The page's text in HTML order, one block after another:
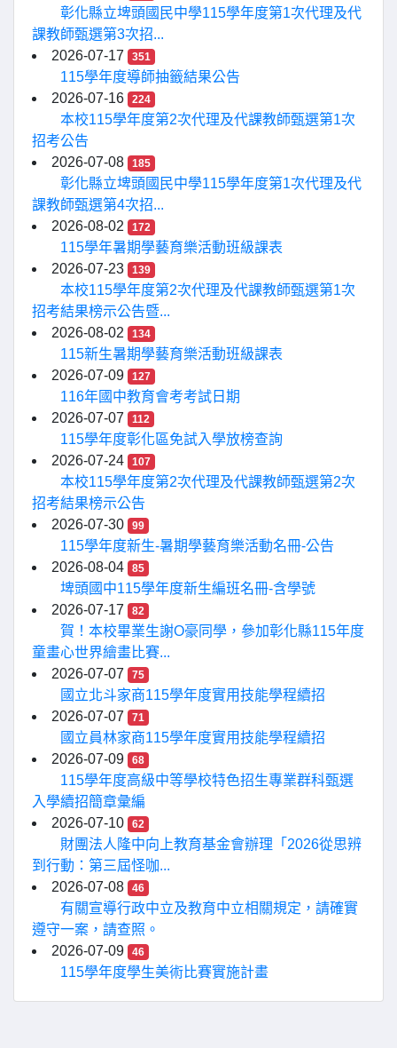
彰化縣立埤頭國民中學115學年度第1次代理及代
課教師甄選第3次招...
2026-07-17
351
115學年度導師抽籤結果公告
2026-07-16
224
本校115學年度第2次代理及代課教師甄選第1次
招考公告
2026-07-08
185
彰化縣立埤頭國民中學115學年度第1次代理及代
課教師甄選第4次招...
2026-08-02
172
115學年暑期學藝育樂活動班級課表
2026-07-23
139
本校115學年度第2次代理及代課教師甄選第1次
招考結果榜示公告暨...
2026-08-02
134
115新生暑期學藝育樂活動班級課表
2026-07-09
127
116年國中教育會考考試日期
2026-07-07
112
115學年度彰化區免試入學放榜查詢
2026-07-24
107
本校115學年度第2次代理及代課教師甄選第2次
招考結果榜示公告
2026-07-30
99
115學年度新生-暑期學藝育樂活動名冊-公告
2026-08-04
85
埤頭國中115學年度新生編班名冊-含學號
2026-07-17
82
賀！本校畢業生謝O豪同學，參加彰化縣115年度
童畫心世界繪畫比賽...
2026-07-07
75
國立北斗家商115學年度實用技能學程續招
2026-07-07
71
國立員林家商115學年度實用技能學程續招
2026-07-09
68
115學年度高級中等學校特色招生專業群科甄選
入學續招簡章彙編
2026-07-10
62
財團法人隆中向上教育基金會辦理「2026從思辨
到行動：第三屆怪咖...
2026-07-08
46
有關宣導行政中立及教育中立相關規定，請確實
遵守一案，請查照。
2026-07-09
46
115學年度學生美術比賽實施計畫